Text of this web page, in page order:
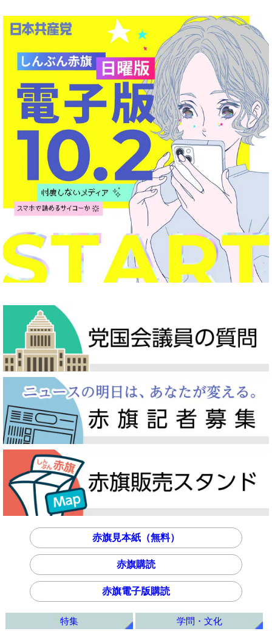
赤旗見本紙（無料）
赤旗購読
赤旗電子版購読
特集
学問・文化